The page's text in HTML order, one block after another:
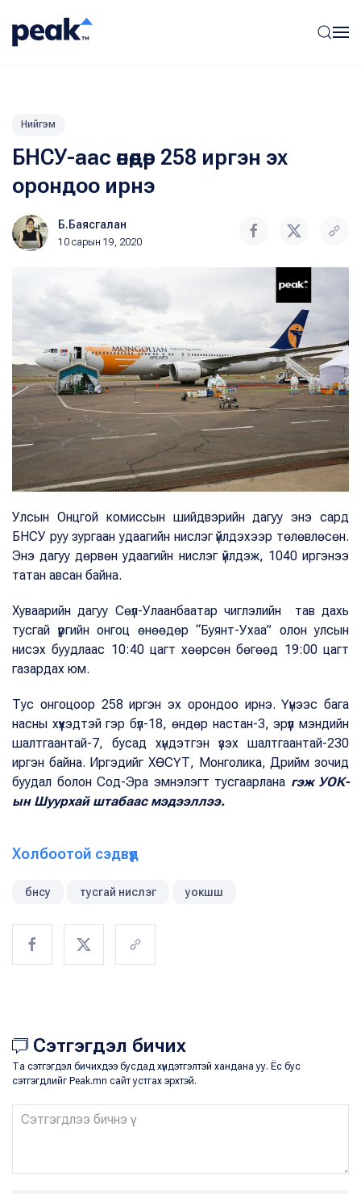
Нийгэм
БНСУ-аас өнөөдөр 258 иргэн эх
орондоо ирнэ
Б.Баясгалан
10 сарын 19, 2020
Улсын Онцгой комиссын шийдвэрийн дагуу энэ сард
БНСУ руу зургаан удаагийн нислэг үйлдэхээр төлөвлөсөн.
Энэ дагуу дөрвөн удаагийн нислэг үйлдэж, 1040 иргэнээ
татан авсан байна.
Хуваарийн дагуу Сөүл-Улаанбаатар чиглэлийн тав дахь
тусгай үүргийн онгоц өнөөдөр “Буянт-Ухаа” олон улсын
нисэх буудлаас 10:40 цагт хөөрсөн бөгөөд 19:00 цагт
газардах юм.
Тус онгоцоор 258 иргэн эх орондоо ирнэ. Үүнээс бага
насны хүүхэдтэй гэр бүл-18, өндөр настан-3, эрүүл мэндийн
шалтгаантай-7, бусад хүндэтгэн үзэх шалтгаантай-230
иргэн байна. Иргэдийг ХӨСҮТ, Монголика, Дрийм зочид
буудал болон Сод-Эра эмнэлэгт тусгаарлана гэж УОК-
ын Шуурхай штабаас мэдээллээ.
Холбоотой сэдвүүд
бнсу тусгай нислэг уокшш
Сэтгэгдэл бичих
Та сэтгэгдэл бичихдээ бусдад хүндэтгэлтэй хандана уу. Ёс бус
сэтгэгдлийг Peak.mn сайт устгах эрхтэй.